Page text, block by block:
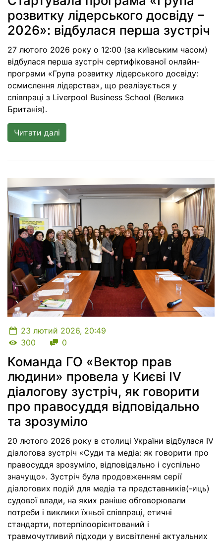
розвитку лідерського досвіду –
2026»: відбулася перша зустріч
27 лютого 2026 року о 12:00 (за київським часом)
відбулася перша зустріч сертифікованої онлайн-
програми «Група розвитку лідерського досвіду:
осмислення лідерства», що реалізується у
співпраці з Liverpool Business School (Велика
Британія).
Читати далі
23 лютий 2026, 20:49
Кількість переглядів
300 Кількість коментарів
0
Команда ГО «Вектор прав
людини» провела у Києві ІV
діалогову зустріч, як говорити
про правосуддя відповідально
та зрозуміло
20 лютого 2026 року в столиці України відбулася ІV
діалогова зустріч «Суди та медіа: як говорити про
правосуддя зрозуміло, відповідально і суспільно
значущо». Зустріч була продовженням серії
діалогових подій для медіа та представників(-иць)
судової влади, на яких раніше обговорювали
потреби і виклики їхньої співпраці, етичні
стандарти, потерпілоорієнтований і
травмочутливий підходи у висвітленні актуальних